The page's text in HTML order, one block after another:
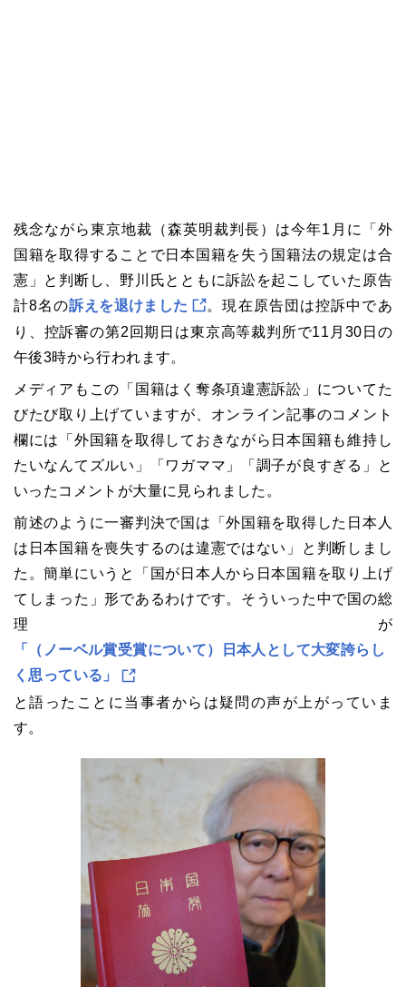
残念ながら東京地裁（森英明裁判長）は今年1月に「外
国籍を取得することで日本国籍を失う国籍法の規定は合
憲」と判断し、野川氏とともに訴訟を起こしていた原告
計8名の訴えを退けました
。現在原告団は控訴中であ
り、控訴審の第2回期日は東京高等裁判所で11月30日の
午後3時から行われます。
メディアもこの「国籍はく奪条項違憲訴訟」についてた
びたび取り上げていますが、オンライン記事のコメント
欄には「外国籍を取得しておきながら日本国籍も維持し
たいなんてズルい」「ワガママ」「調子が良すぎる」と
いったコメントが大量に見られました。
前述のように一審判決で国は「外国籍を取得した日本人
は日本国籍を喪失するのは違憲ではない」と判断しまし
た。簡単にいうと「国が日本人から日本国籍を取り上げ
てしまった」形であるわけです。そういった中で国の総
理が
「（ノーベル賞受賞について）日本人として大変誇らし
く思っている」
と語ったことに当事者からは疑問の声が上がっていま
す。